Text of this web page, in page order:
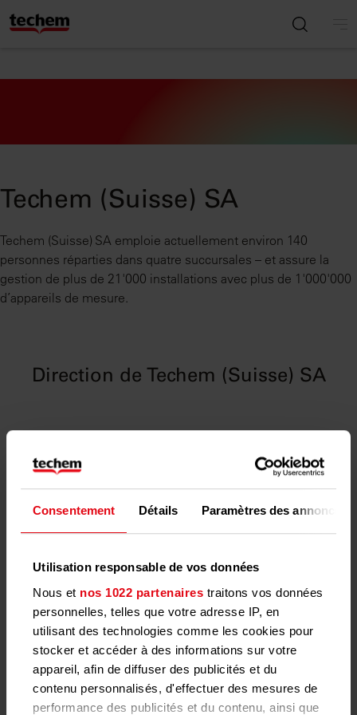
Consentement Détails Paramètres des annonces
Utilisation responsable de vos données
Nous et nos 1022 partenaires traitons vos données
personnelles, telles que votre adresse IP, en
utilisant des technologies comme les cookies pour
stocker et accéder à des informations sur votre
appareil, afin de diffuser des publicités et du
contenu personnalisés, d'effectuer des mesures de
performance des publicités et du contenu, ainsi que
Techem (Suisse) SA
Techem (Suisse) SA emploie actuellement environ 140
personnes réparties dans quatre succursales – et assure la
gestion de plus de 21'000 installations avec plus de 1'000'000
d’appareils de mesure.
Direction de Techem (Suisse) SA
Andrea Di Giorgio
Cornelia Vegliante
Sascha Fenkl Paul Herzog